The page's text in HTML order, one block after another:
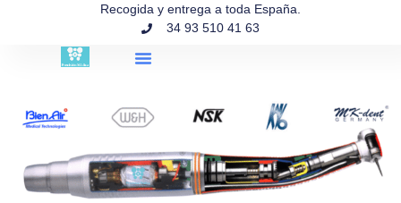
Recogida y entrega a toda España.
34 93 510 41 63